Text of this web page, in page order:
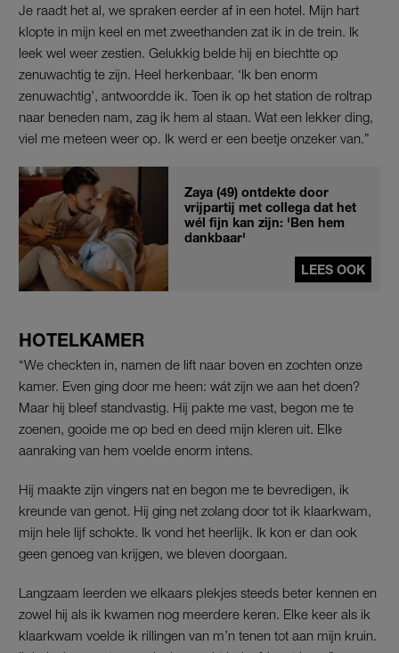
Je raadt het al, we spraken eerder af in een hotel. Mijn hart
klopte in mijn keel en met zweethanden zat ik in de trein. Ik
leek wel weer zestien. Gelukkig belde hij en biechtte op
zenuwachtig te zijn. Heel herkenbaar. ‘Ik ben enorm
zenuwachtig’, antwoordde ik. Toen ik op het station de roltrap
naar beneden nam, zag ik hem al staan. Wat een lekker ding,
viel me meteen weer op. Ik werd er een beetje onzeker van.”
Zaya (49) ontdekte door
vrijpartij met collega dat het
wél fijn kan zijn: 'Ben hem
dankbaar'
LEES OOK
HOTELKAMER
“We checkten in, namen de lift naar boven en zochten onze
kamer. Even ging door me heen: wát zijn we aan het doen?
Maar hij bleef standvastig. Hij pakte me vast, begon me te
zoenen, gooide me op bed en deed mijn kleren uit. Elke
aanraking van hem voelde enorm intens.
Hij maakte zijn vingers nat en begon me te bevredigen, ik
kreunde van genot. Hij ging net zolang door tot ik klaarkwam,
mijn hele lijf schokte. Ik vond het heerlijk. Ik kon er dan ook
geen genoeg van krijgen, we bleven doorgaan.
Langzaam leerden we elkaars plekjes steeds beter kennen en
zowel hij als ik kwamen nog meerdere keren. Elke keer als ik
klaarkwam voelde ik rillingen van m’n tenen tot aan mijn kruin.